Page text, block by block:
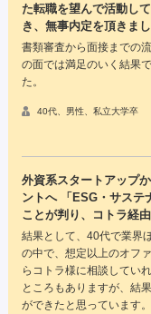
た転職を望んで活動し
き、無事内定を頂きまし
書類審査から面接までの
の面では満足のいく結果
た。
40代、男性、私立大学卒
外資系スタートアップ
ントへ 「ESG・サステ
ことが判り、コトラ経
結果として、40代で業界
の中で、想定以上のオフ
らコトラ様に相談してい
ところもありますが、結
ができたと思っています